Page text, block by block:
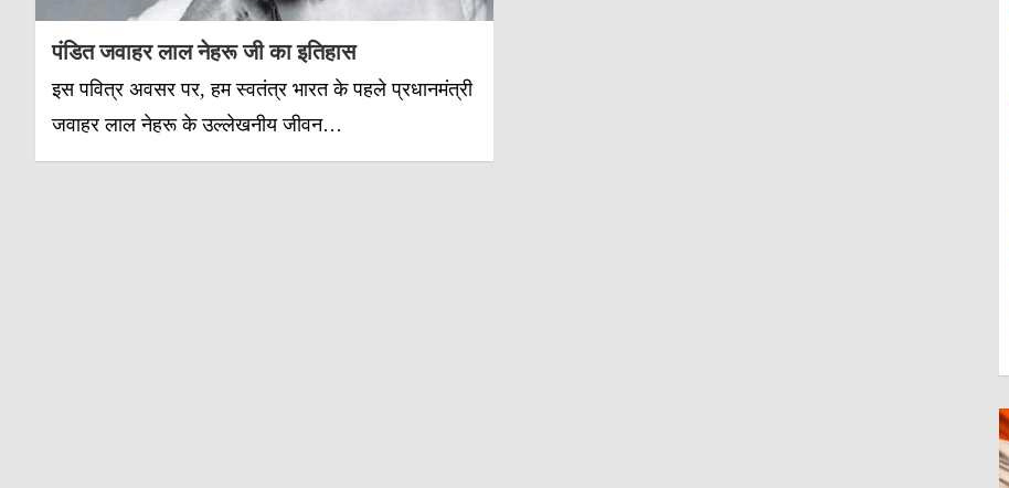
पंडित जवाहर लाल नेहरू जी का इतिहास
इस पवित्र अवसर पर, हम स्वतंत्र भारत के पहले प्रधानमंत्री
जवाहर लाल नेहरू के उल्लेखनीय जीवन…